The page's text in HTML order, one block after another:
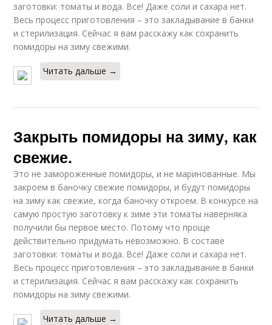
Помидоры в
домашних условиях
Черные помидоры
заготовки: томаты и вода. Все! Даже соли и сахара нет.
Весь процесс приготовления – это закладывание в банки
и стерилизация. Сейчас я вам расскажу как сохранить
помидоры на зиму свежими.
Читать дальше →
Закрыть помидоры на зиму, как
свежие.
Это не замороженные помидоры, и не маринованные. Мы
закроем в баночку свежие помидоры, и будут помидоры
на зиму как свежие, когда баночку откроем. В конкурсе на
самую простую заготовку к зиме эти томаты наверняка
получили бы первое место. Потому что проще
действительно придумать невозможно. В составе
заготовки: томаты и вода. Все! Даже соли и сахара нет.
Весь процесс приготовления – это закладывание в банки
и стерилизация. Сейчас я вам расскажу как сохранить
помидоры на зиму свежими.
Читать дальше →